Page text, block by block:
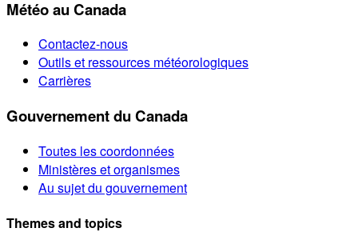
Météo au Canada
Contactez-nous
Outils et ressources météorologiques
Carrières
Gouvernement du Canada
Toutes les coordonnées
Ministères et organismes
Au sujet du gouvernement
Themes and topics